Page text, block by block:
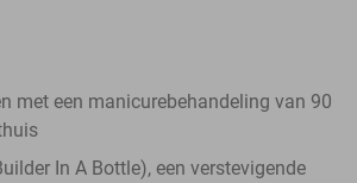
met een manicurebehandeling van 90
In A Bottle), een verstevigende